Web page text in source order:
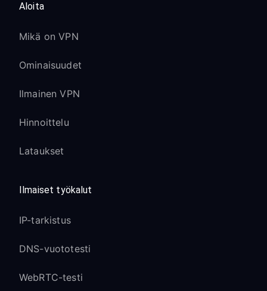
Aloita
Mikä on VPN
Ominaisuudet
Ilmainen VPN
Hinnoittelu
Lataukset
Ilmaiset työkalut
IP-tarkistus
DNS-vuototesti
WebRTC-testi